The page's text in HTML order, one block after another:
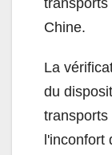
transports
Chine.
La
du
transports